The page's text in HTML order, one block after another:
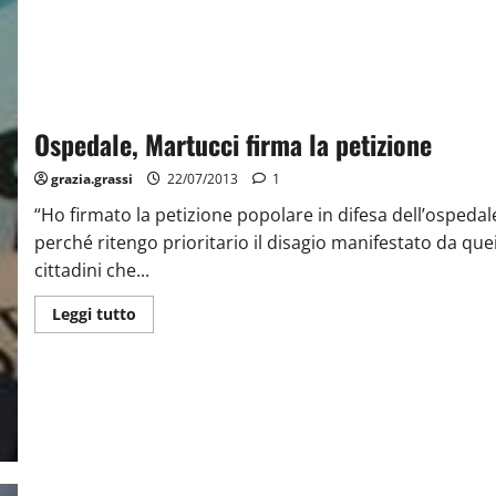
Ospedale, Martucci firma la petizione
grazia.grassi 22/07/2013 1
“Ho firmato la petizione popolare in difesa
perché ritengo prioritario il disagio manifestato da
cittadini che...
Leggi tutto